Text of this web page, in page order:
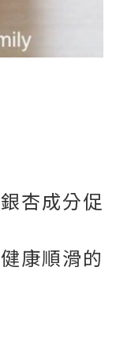
杏成分促
康順滑的